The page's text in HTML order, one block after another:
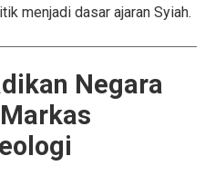
menjadi dasar ajaran Syiah.
Negara